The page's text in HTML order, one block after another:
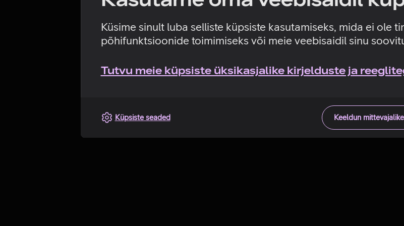
Küsime sinult luba selliste küpsiste kasutamiseks, mida ei ole
põhifunktsioonide toimimiseks või meie veebisaidil sinu
Tutvu meie küpsiste üksikasjalike kirjelduste ja
Keeldun
Küpsiste seaded